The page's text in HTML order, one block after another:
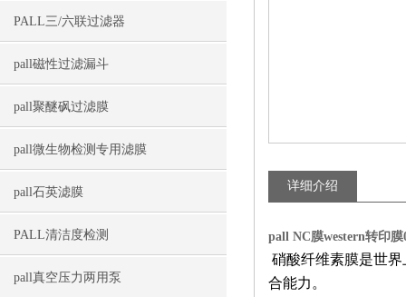
PALL三/六联过滤器
pall磁性过滤漏斗
pall聚醚砜过滤膜
pall微生物检测专用滤膜
pall石英滤膜
PALL清洁度检测
pall真空压力两用泵
详细介绍
pall NC膜western转印膜
硝酸纤维素膜是世
合能力。